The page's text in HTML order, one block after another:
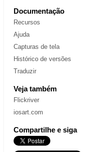
Documentação
Recursos
Ajuda
Capturas de tela
Histórico de versões
Traduzir
Veja também
Flickriver
iosart.com
Compartilhe e siga